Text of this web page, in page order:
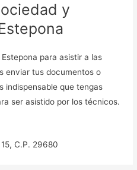
y
para asistir a las
enviar tus documentos o
indispensable que tengas
ser asistido por los técnicos.
C.P. 29680